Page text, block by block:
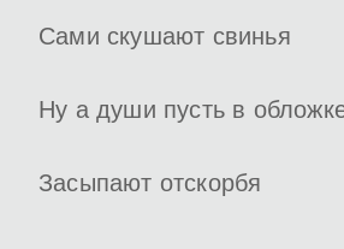
Сами скушают свинья
Ну а души пусть в
Засыпают отскорбя